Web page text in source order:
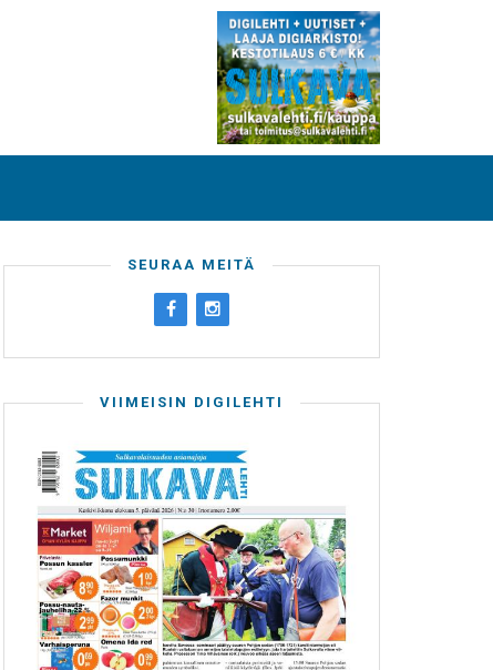
SEURAA MEITÄ
VIIMEISIN DIGILEHTI